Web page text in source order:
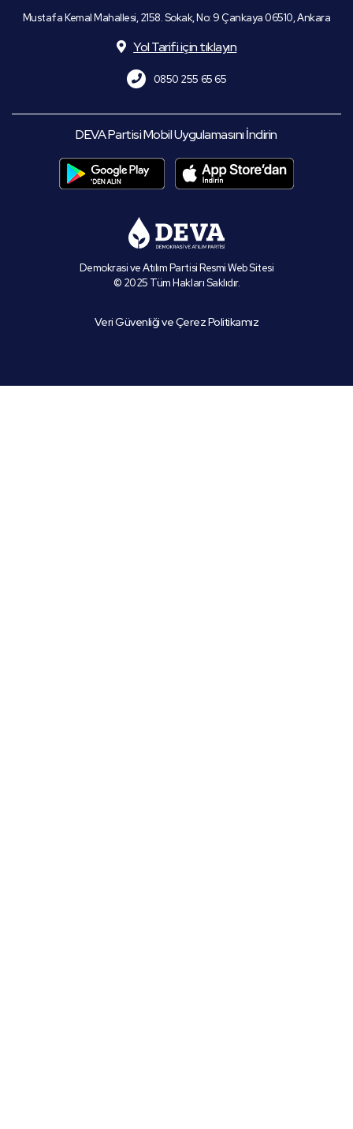
Mustafa Kemal Mahallesi, 2158. Sokak, No: 9 Çankaya 06510, Ankara
Yol Tarifi için tıklayın
0850 255 65 65
DEVA Partisi Mobil Uygulamasını İndirin
Demokrasi ve Atılım Partisi Resmi Web Sitesi
© 2025 Tüm Hakları Saklıdır.
Veri Güvenliği ve Çerez Politikamız